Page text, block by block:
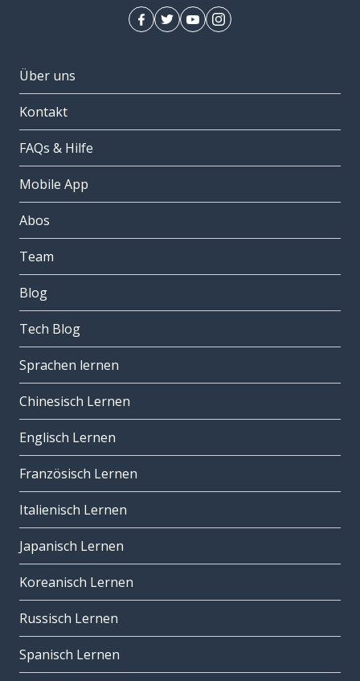
Über uns
Kontakt
FAQs & Hilfe
Mobile App
Abos
Team
Blog
Tech Blog
Sprachen lernen
Chinesisch Lernen
Englisch Lernen
Französisch Lernen
Italienisch Lernen
Japanisch Lernen
Koreanisch Lernen
Russisch Lernen
Spanisch Lernen